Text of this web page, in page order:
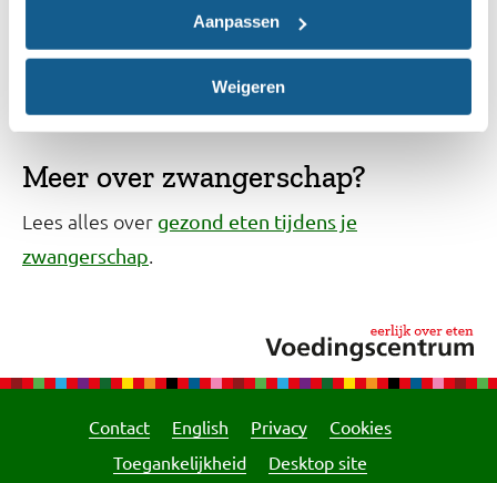
Aanpassen
Weigeren
Download in Play Store
Download in App Store
Lees meer over de app
Meer over zwangerschap?
Lees alles over gezond eten tijdens je
zwangerschap.
Contact English Privacy
Cookies
Toegankelijkheid
Desktop site